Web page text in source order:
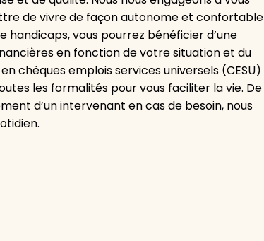
de vivre de façon autonome et confortable
handicaps, vous pourrez bénéficier d’une
en fonction de votre situation et du
chèques emplois services universels (CESU)
les formalités pour vous faciliter la vie. De
d’un intervenant en cas de besoin, nous